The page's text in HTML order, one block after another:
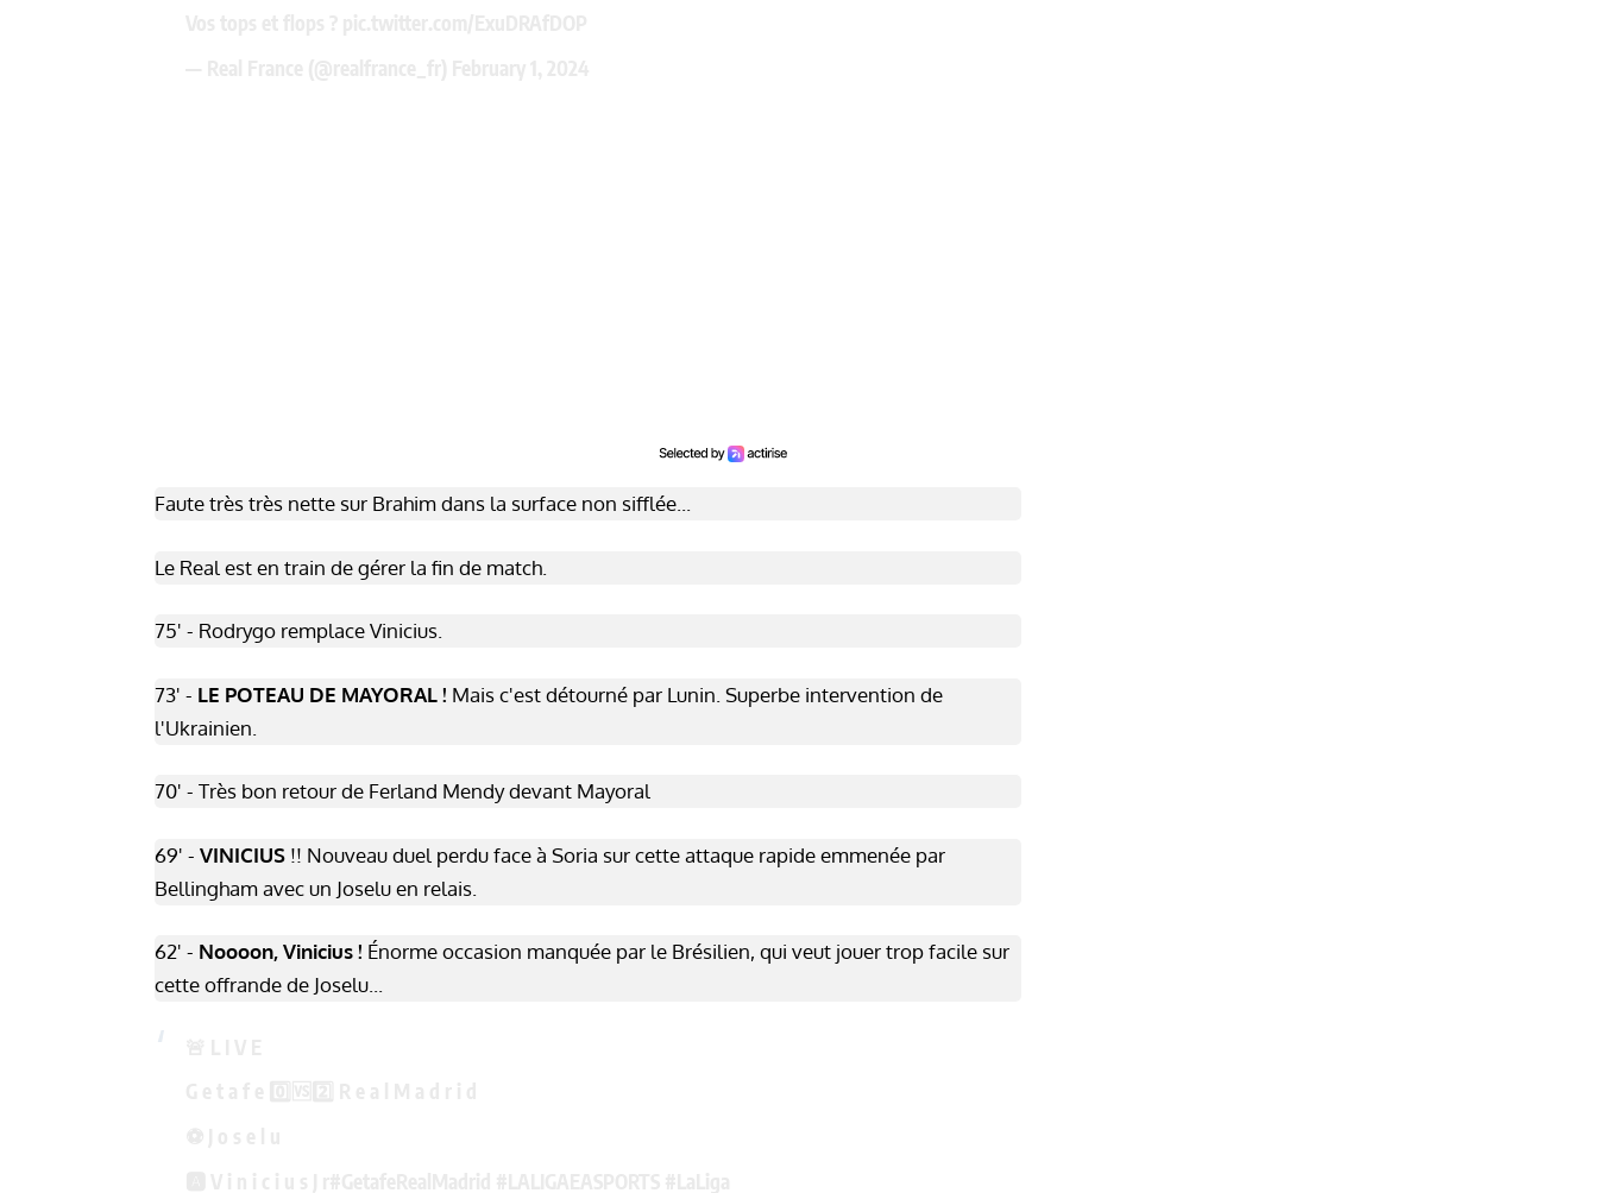
Faute très très nette sur Brahim dans la surface non sifflée...
Le Real est en train de gérer la fin de match.
75' - Rodrygo remplace Vinicius.
73' - LE POTEAU DE MAYORAL ! Mais c'est détourné par Lunin. Superbe intervention de
l'Ukrainien.
70' - Très bon retour de Ferland Mendy devant Mayoral
69' - VINICIUS !! Nouveau duel perdu face à Soria sur cette attaque rapide emmenée par
Bellingham avec un Joselu en relais.
62' - Noooon, Vinicius ! Énorme occasion manquée par le Brésilien, qui veut jouer trop facile sur
cette offrande de Joselu...